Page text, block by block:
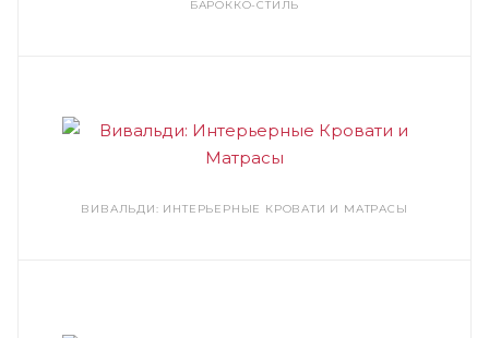
БАРОККО-СТИЛЬ
ВИВАЛЬДИ: ИНТЕРЬЕРНЫЕ КРОВАТИ И МАТРАСЫ